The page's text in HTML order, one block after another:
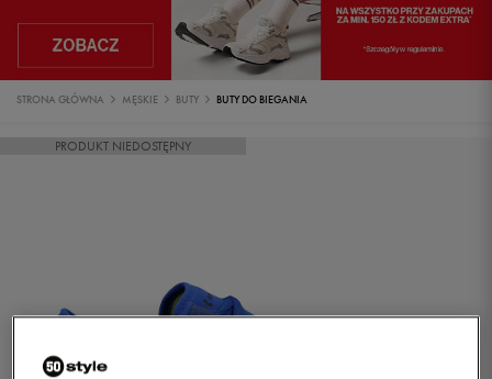
STRONA GŁÓWNA MĘSKIE BUTY BUTY DO BIEGANIA
PRODUKT NIEDOSTĘPNY